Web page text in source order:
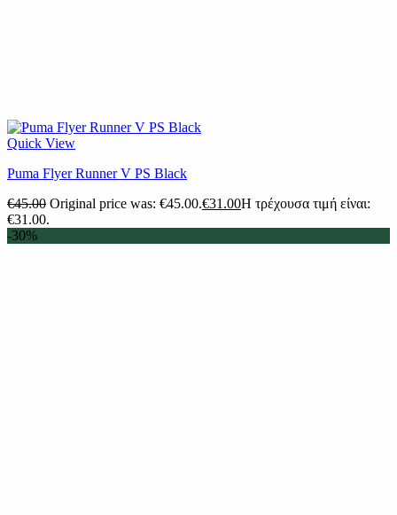
Quick View
Puma Flyer Runner V PS Black
€45.00 Original price was: €45.00.€31.00Η τρέχουσα τιμή είναι:
€31.00.
-30%